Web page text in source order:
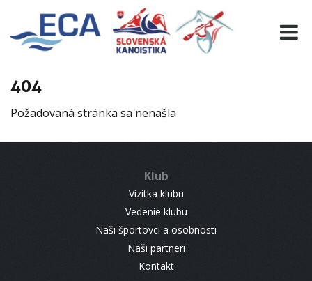
404
Požadovaná stránka sa nenašla
Klub
Vizitka klubu
Vedenie klubu
Naši športovci a osobnosti
Naši partneri
Kontakt
EURO 19
INFO
RESULTS
CONTACT